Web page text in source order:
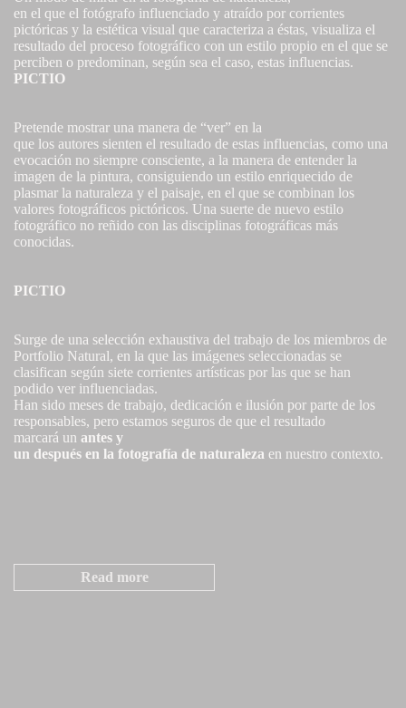
en el que el fotógrafo influenciado y atraído por corrientes
pictóricas y la estética visual que caracteriza a éstas, visualiza el
resultado del proceso fotográfico con un estilo propio en el que se
perciben o predominan, según sea el caso, estas influencias.
PICTIO
Pretende mostrar una manera de “ver” en la
que los autores sienten el resultado de estas influencias, como una
evocación no siempre consciente, a la manera de entender la
imagen de la pintura, consiguiendo un estilo enriquecido de
plasmar la naturaleza y el paisaje, en el que se combinan los
valores fotográficos pictóricos. Una suerte de nuevo estilo
fotográfico no reñido con las disciplinas fotográficas más
conocidas.
PICTIO
Surge de una selección exhaustiva del trabajo de los miembros de
Portfolio Natural, en la que las imágenes seleccionadas se
clasifican según siete corrientes artísticas por las que se han
podido ver influenciadas.
Han sido meses de trabajo, dedicación e ilusión por parte de los
responsables, pero estamos seguros de que el resultado
marcará un antes y
un después en la fotografía de naturaleza en nuestro contexto.
Read more